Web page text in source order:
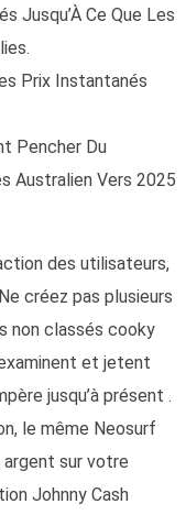
Jusqu’À Ce Que Les
Prix Instantanés
Pencher Du
Australien Vers 2025
des utilisateurs,
créez pas plusieurs
non classés cooky
et jetent
jusqu’à présent .
le même Neosurf
sur votre
Johnny Cash